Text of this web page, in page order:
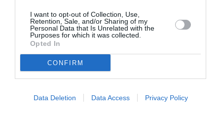
I want to opt-out of Collection, Use,
Retention, Sale, and/or Sharing of my
Personal Data that Is Unrelated with the
Purposes for which it was collected.
Opted In
CONFIRM
Data Deletion Data Access Privacy Policy
Mania The Abba
Tribute: Μια
μοναδική συναυλία
Theater
Heep στο Floyd